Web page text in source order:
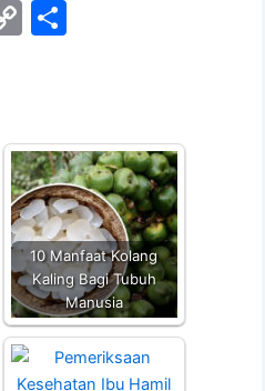
C
Li
n
k
S
10 Manfaat Kolang
Kaling Bagi Tubuh
Manusia